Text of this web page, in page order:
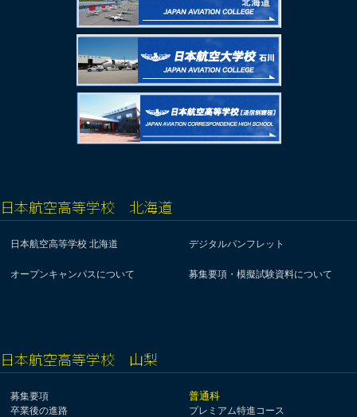
日本航空高等学校 北海道
日本航空高等学校 北海道 デジタルパンフレット
オープンキャンパスについて 募集要項・模擬試験資料について
日本航空高等学校 山梨
募集要項
卒業後の進路
普通科
プレミアム特進コース